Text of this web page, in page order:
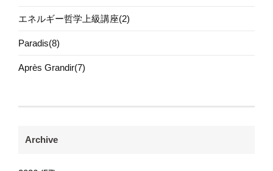
エネルギー哲学上級講座(2)
Paradis(8)
Après Grandir(7)
Archive